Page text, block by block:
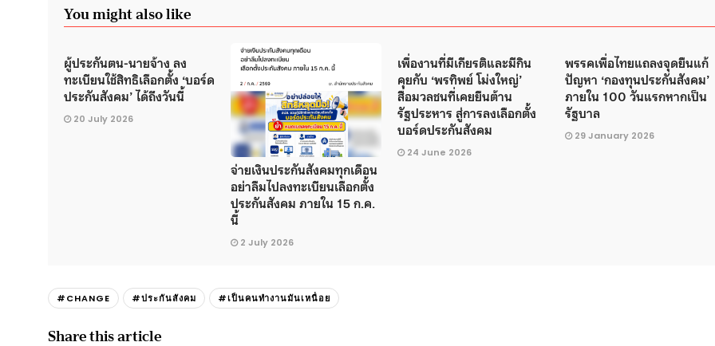
You might also like
ผู้ประกันตน-นายจ้าง ลง
ทะเบียนใช้สิทธิเลือกตั้ง ‘บอร์ด
ประกันสังคม’ ได้ถึงวันนี้
20 July 2026
จ่ายเงินประกันสังคมทุกเดือน
อย่าลืมไปลงทะเบียนเลือกตั้ง
ประกันสังคม ภายใน 15 ก.ค.
นี้
2 July 2026
เพื่องานที่มีเกียรติและมีกิน
คุยกับ ‘พรทิพย์ โม่งใหญ่’
สื่อมวลชนที่เคยยืนต้าน
รัฐประหาร สู่การลงเลือกตั้ง
บอร์ดประกันสังคม
24 June 2026
พรรคเพื่อไทยแถลงจุดยืนแก้
ปัญหา ‘กองทุนประกันสังคม’
ภายใน 100 วันแรกหากเป็น
รัฐบาล
29 January 2026
#CHANGE #ประกันสังคม #เป็นคนทำงานมันเหนื่อย
Share this article